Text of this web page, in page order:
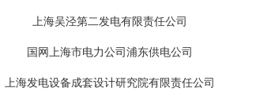
上海吴泾第二发电有限责任公司
国网上海市电力公司浦东供电公司
上海发电设备成套设计研究院有限责任公司